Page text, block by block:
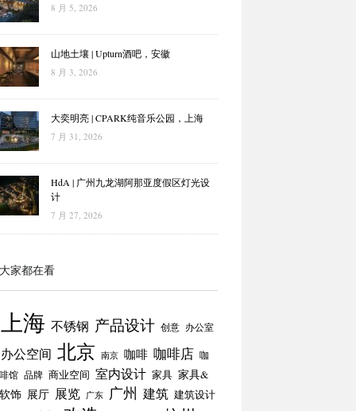
8 月 5, 2026
山地土壤 | Upturn酒吧，安徽
8 月 3, 2026
大奕明亮 | CPARK纯音乐公园，上海
7 月 31, 2026
HdA | 广州九龙湖阿那亚度假区灯光设
计
7 月 27, 2026
家都在看
上海 不锈钢 产品设计 创意 办公室
办公空间 北京 南京 咖啡 咖啡店 咖
馆 品牌 商业空间 室内设计 家具 家具&
饰 展厅 展览 广东 广州 建筑 建筑设计